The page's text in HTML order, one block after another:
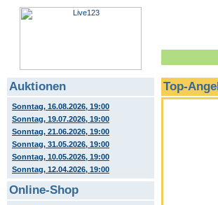
Auktionen
Sonntag, 16.08.2026, 19:00
Sonntag, 19.07.2026, 19:00
Sonntag, 21.06.2026, 19:00
Sonntag, 31.05.2026, 19:00
Sonntag, 10.05.2026, 19:00
Sonntag, 12.04.2026, 19:00
Online-Shop
Top-